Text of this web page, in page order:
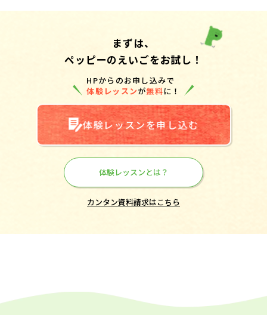
まずは、
ペッピーのえいごをお試し！
HPからのお申し込みで
体験レッスンが無料に！
体験レッスンを申し込む
体験レッスンとは？
カンタン資料請求はこちら